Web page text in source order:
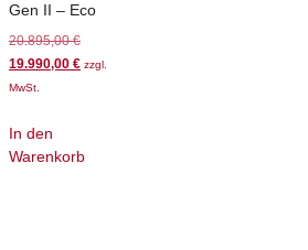
Gen II – Eco
20.895,00€
19.990,00 € zzgl.
MwSt.
In den
Warenkorb